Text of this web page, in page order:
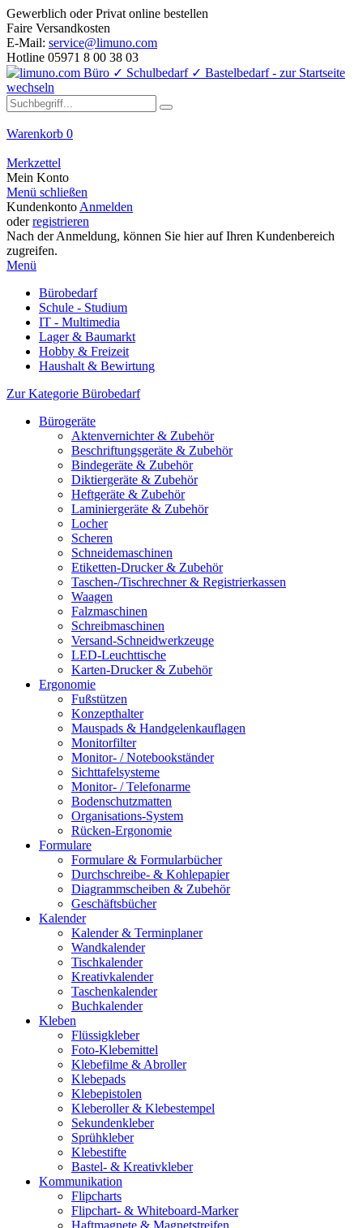
Gewerblich oder Privat online bestellen
Faire Versandkosten
E-Mail: service@limuno.com
Hotline 05971 8 00 38 03
Warenkorb 0
Merkzettel
Mein Konto
Menü schließen
Kundenkonto Anmelden
oderregistrieren
Nach der Anmeldung, können Sie hier auf Ihren Kundenbereich
zugreifen.
Menü
Bürobedarf
Schule - Studium
IT - Multimedia
Lager & Baumarkt
Hobby & Freizeit
Haushalt & Bewirtung
Zur Kategorie Bürobedarf
Bürogeräte
Aktenvernichter & Zubehör
Beschriftungsgeräte & Zubehör
Bindegeräte & Zubehör
Diktiergeräte & Zubehör
Heftgeräte & Zubehör
Laminiergeräte & Zubehör
Locher
Scheren
Schneidemaschinen
Etiketten-Drucker & Zubehör
Taschen-/Tischrechner & Registrierkassen
Waagen
Falzmaschinen
Schreibmaschinen
Versand-Schneidwerkzeuge
LED-Leuchttische
Karten-Drucker & Zubehör
Ergonomie
Fußstützen
Konzepthalter
Mauspads & Handgelenkauflagen
Monitorfilter
Monitor- / Notebookständer
Sichttafelsysteme
Monitor- / Telefonarme
Bodenschutzmatten
Organisations-System
Rücken-Ergonomie
Formulare
Formulare & Formularbücher
Durchschreibe- & Kohlepapier
Diagrammscheiben & Zubehör
Geschäftsbücher
Kalender
Kalender & Terminplaner
Wandkalender
Tischkalender
Kreativkalender
Taschenkalender
Buchkalender
Kleben
Flüssigkleber
Foto-Klebemittel
Klebefilme & Abroller
Klebepads
Klebepistolen
Kleberoller & Klebestempel
Sekundenkleber
Sprühkleber
Klebestifte
Bastel- & Kreativkleber
Kommunikation
Flipcharts
Flipchart- & Whiteboard-Marker
Haftmagnete & Magnetstreifen